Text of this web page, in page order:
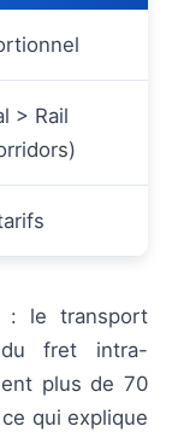
> Rail
: le transport
fret intra-
plus de 70
qui explique